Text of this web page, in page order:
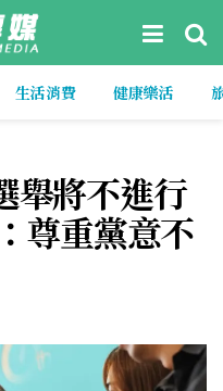
生活消費 健康樂活
舉將不進行
尊重黨意不